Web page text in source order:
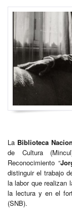
La Biblioteca
de Cultura
Reconocimiento “
distinguir el trabajo
la labor que realizan
la lectura y en el
(SNB).